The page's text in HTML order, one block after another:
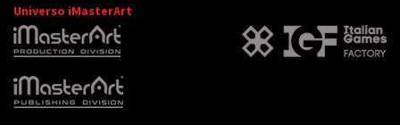
Universo iMasterArt